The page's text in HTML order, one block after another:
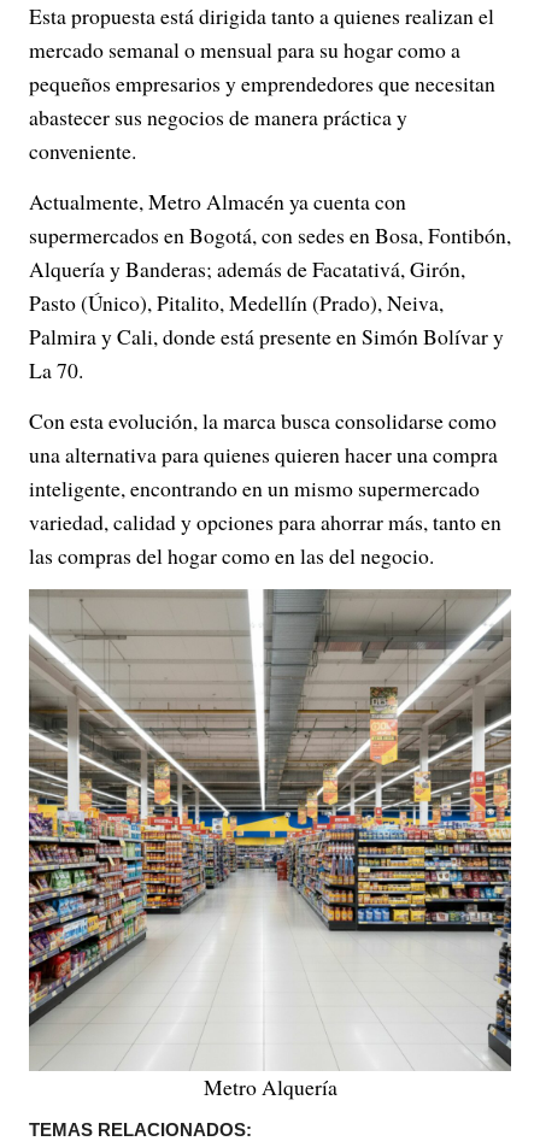
Esta propuesta está dirigida tanto a quienes realizan el
mercado semanal o mensual para su hogar como a
pequeños empresarios y emprendedores que necesitan
abastecer sus negocios de manera práctica y
conveniente.
Actualmente, Metro Almacén ya cuenta con
supermercados en Bogotá, con sedes en Bosa, Fontibón,
Alquería y Banderas; además de Facatativá, Girón,
Pasto (Único), Pitalito, Medellín (Prado), Neiva,
Palmira y Cali, donde está presente en Simón Bolívar y
La 70.
Con esta evolución, la marca busca consolidarse como
una alternativa para quienes quieren hacer una compra
inteligente, encontrando en un mismo supermercado
variedad, calidad y opciones para ahorrar más, tanto en
las compras del hogar como en las del negocio.
Metro Alquería
TEMAS RELACIONADOS: